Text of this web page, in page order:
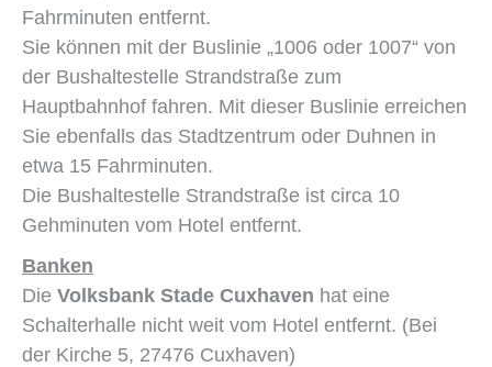
Fahrminuten entfernt.
Sie können mit der Buslinie „1006 oder 1007“ von
der Bushaltestelle Strandstraße zum
Hauptbahnhof fahren. Mit dieser Buslinie erreichen
Sie ebenfalls das Stadtzentrum oder Duhnen in
etwa 15 Fahrminuten.
Die Bushaltestelle Strandstraße ist circa 10
Gehminuten vom Hotel entfernt.
Banken
Die Volksbank Stade Cuxhaven hat eine
Schalterhalle nicht weit vom Hotel entfernt. (Bei
der Kirche 5, 27476 Cuxhaven)